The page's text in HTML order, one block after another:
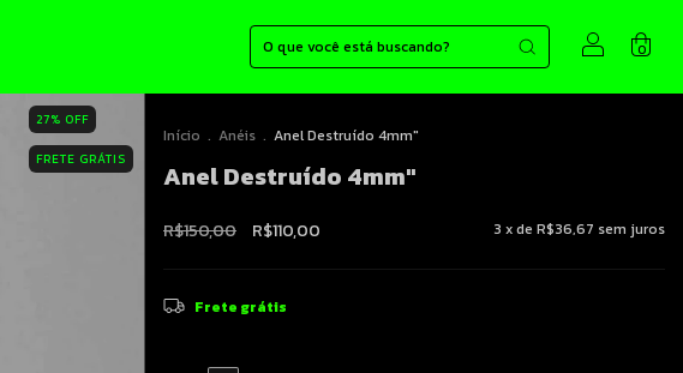
0
27% OFF
FRETE GRÁTIS
Início . Anéis . Anel Destruído 4mm"
Anel Destruído 4mm"
R$150,00 R$110,00 3 x de R$36,67 sem juros
Frete grátis